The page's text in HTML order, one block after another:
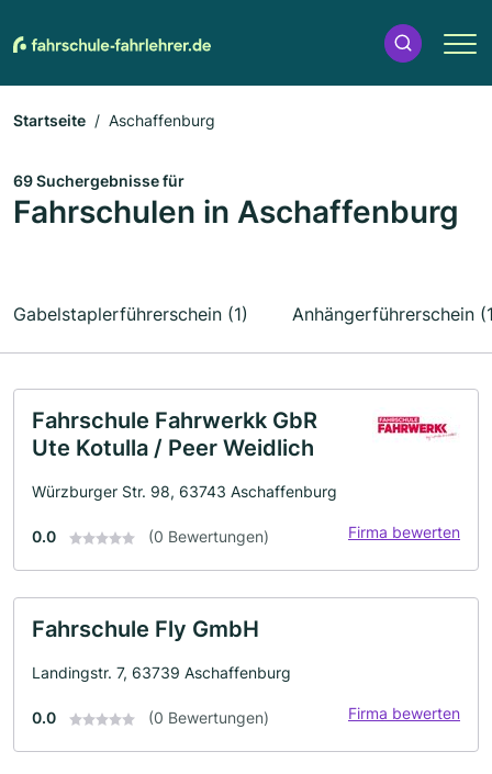
Startseite Aschaffenburg
69 Suchergebnisse für
Fahrschulen in Aschaffenburg
Gabelstaplerführerschein (1) Anhängerführerschein
Fahrschule Fahrwerkk GbR
Ute Kotulla / Peer Weidlich
Würzburger Str. 98, 63743 Aschaffenburg
0.0 (0 Bewertungen) Firma bewerten
Fahrschule Fly GmbH
Landingstr. 7, 63739 Aschaffenburg
0.0 (0 Bewertungen) Firma bewerten